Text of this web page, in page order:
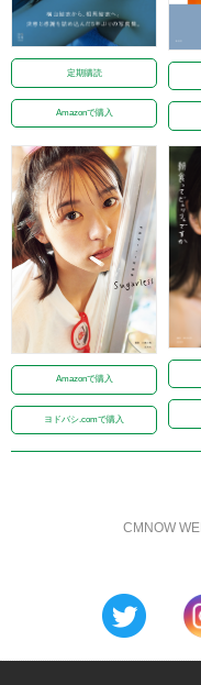
定期購読
Amazonで購入
Amazonで購入
ヨドバシ.comで購入
CMNOW